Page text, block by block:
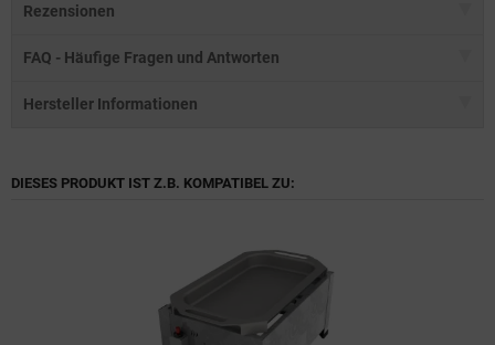
Rezensionen
FAQ - Häufige Fragen und Antworten
Hersteller Informationen
DIESES PRODUKT IST Z.B. KOMPATIBEL ZU: